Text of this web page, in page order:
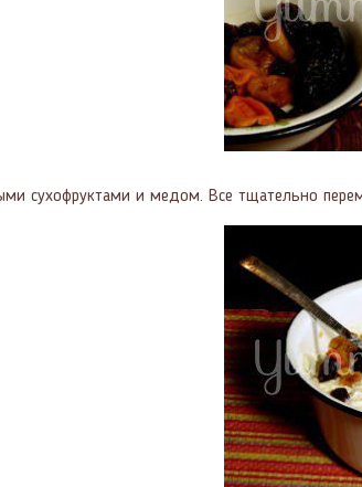
сухофруктами и медом. Все тщательно